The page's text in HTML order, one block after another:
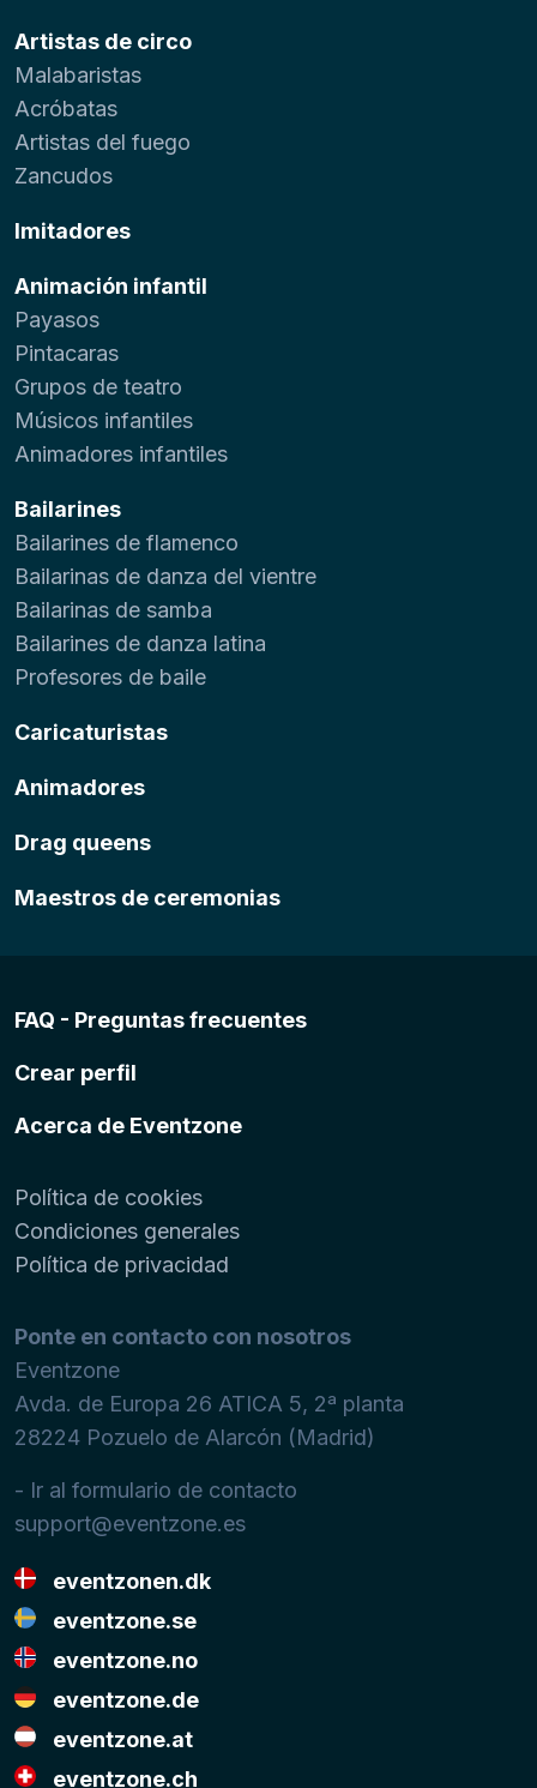
Artistas de circo
Malabaristas
Acróbatas
Artistas del fuego
Zancudos
Imitadores
Animación infantil
Payasos
Pintacaras
Grupos de teatro
Músicos infantiles
Animadores infantiles
Bailarines
Bailarines de flamenco
Bailarinas de danza del vientre
Bailarinas de samba
Bailarines de danza latina
Profesores de baile
Caricaturistas
Animadores
Drag queens
Maestros de ceremonias
FAQ - Preguntas frecuentes
Crear perfil
Acerca de Eventzone
Política de cookies
Condiciones generales
Política de privacidad
Ponte en contacto con nosotros
Eventzone
Avda. de Europa 26 ATICA 5, 2ª planta
28224 Pozuelo de Alarcón (Madrid)
- Ir al formulario de contacto
support@eventzone.es
eventzonen.dk
eventzone.se
eventzone.no
eventzone.de
eventzone.at
eventzone.ch